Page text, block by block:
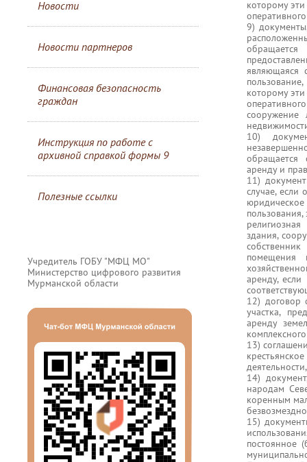
Новости
Новости партнеров
Финансовая безопасность
граждан
Инструкция по работе с
архивной справкой формы 9
Полезные ссылки
Учредитель ГОБУ "МФЦ МО"
Министерство цифрового развития
Мурманской области
которому
9)
являющаяся
которому
сооружение
10)
обращается
аренду и
11)
случае, если
здания,
помещения
аренду,
12) договор
участка,
аренду
13)
14)
народам
коренным
15)
постоянное